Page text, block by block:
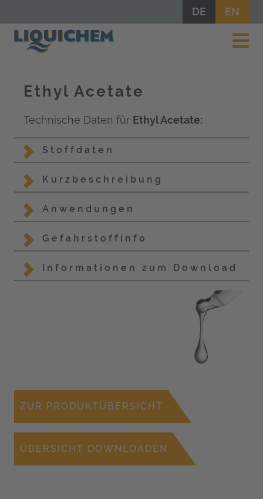
DE EN
Ethyl Acetate
Technische Daten für Ethyl Acetate:
Stoffdaten
Kurzbeschreibung
Anwendungen
Gefahrstoffinfo
Informationen zum Download
ZUR PRODUKTÜBERSICHT
ÜBERSICHT DOWNLOADEN